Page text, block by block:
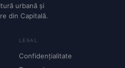
urbană și
din Capitală.
LEGAL
Confidențialitate